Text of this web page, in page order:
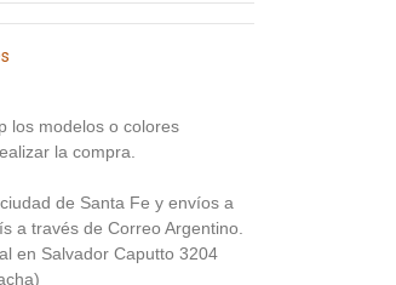
los modelos o colores
la compra.
de Santa Fe y envíos a
a través de Correo Argentino.
en Salvador Caputto 3204